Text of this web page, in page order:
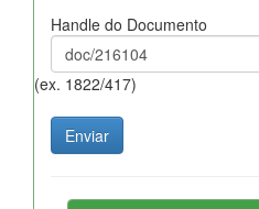
Handle do Documento
(ex. 1822/417)